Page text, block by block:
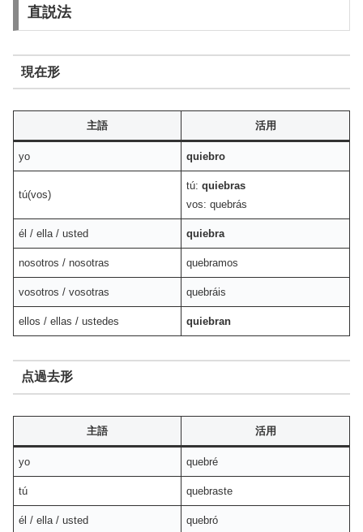
直説法
現在形
主語 活用
yo quiebro
tú(vos)
tú:quiebras
vos: quebrás
él / ella / usted quiebra
nosotros / nosotras quebramos
vosotros / vosotras quebráis
ellos / ellas / ustedes quiebran
点過去形
主語 活用
yo quebré
tú quebraste
él / ella / usted quebró